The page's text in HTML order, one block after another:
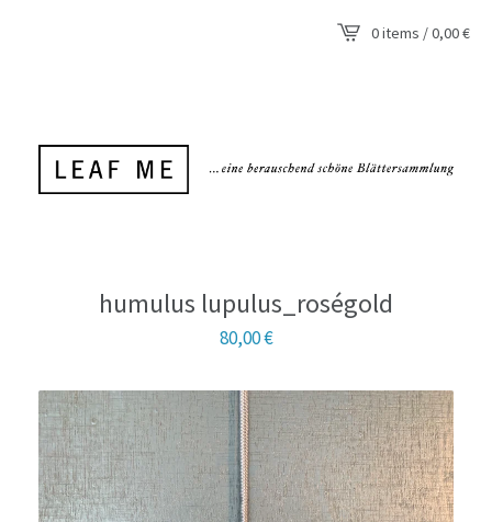
0 items / 0,00€
humulus lupulus_roségold
80,00€